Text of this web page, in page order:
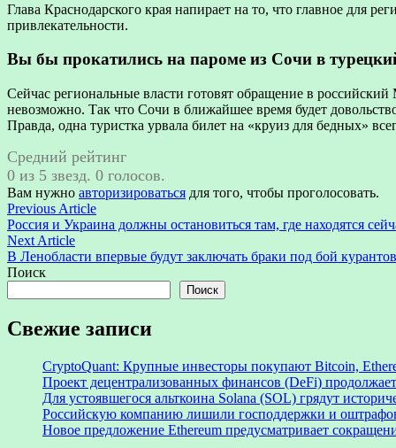
Глава Краснодарского края напирает на то, что главное для
привлекательности.
Вы бы прокатились на пароме из Сочи в
Сейчас региональные власти готовят обращение в
невозможно. Так что Сочи в ближайшее время будет
Правда, одна туристка урвала билет на «круиз для бедных»
Средний рейтинг
0 из 5 звезд. 0 голосов.
Вам нужно авторизироваться для того, чтобы проголосовать.
Навигация
по
записям
Previous ArticlePrevious
article:
Россия и Украина должны остановиться там, где находятся
Next ArticleNext
article:
В Ленобласти впервые будут заключать браки под бой курантов
Поиск
Поиск
Свежие записи
CryptoQuant: Крупные инвесторы покупают Bitcoin,
Проект децентрализованных финансов (DeFi)
Для устоявшегося альткоина Solana (SOL) грядут
Российскую компанию лишили господдержки и
Новое предложение Ethereum предусматривает